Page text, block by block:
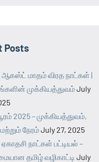
Posts
ஆகஸ்ட் மாதம் விரத நாட்கள் |
முக்கியத்துவம்July
2025 – முக்கியத்துவம்,
நேரம்July 27, 2025
ஏகாதசி நாட்கள் பட்டியல் –
தமிழ் வழிகாட்டி July